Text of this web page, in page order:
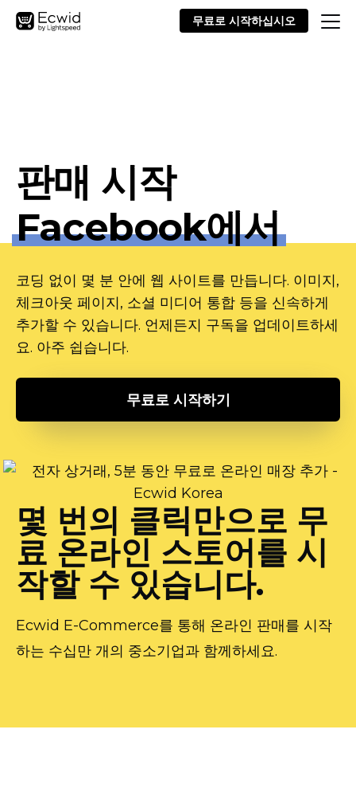
무료로 시작하십시오
판매 시작
Facebook에서
코딩 없이 몇 분 안에 웹 사이트를 만듭니다. 이미지,
체크아웃 페이지, 소셜 미디어 통합 등을 신속하게
추가할 수 있습니다. 언제든지 구독을 업데이트하세
요. 아주 쉽습니다.
무료로 시작하기
몇 번의 클릭만으로 무
료 온라인 스토어를 시
작할 수 있습니다.
Ecwid E-Commerce를 통해 온라인 판매를 시작
하는 수십만 개의 중소기업과 함께하세요.